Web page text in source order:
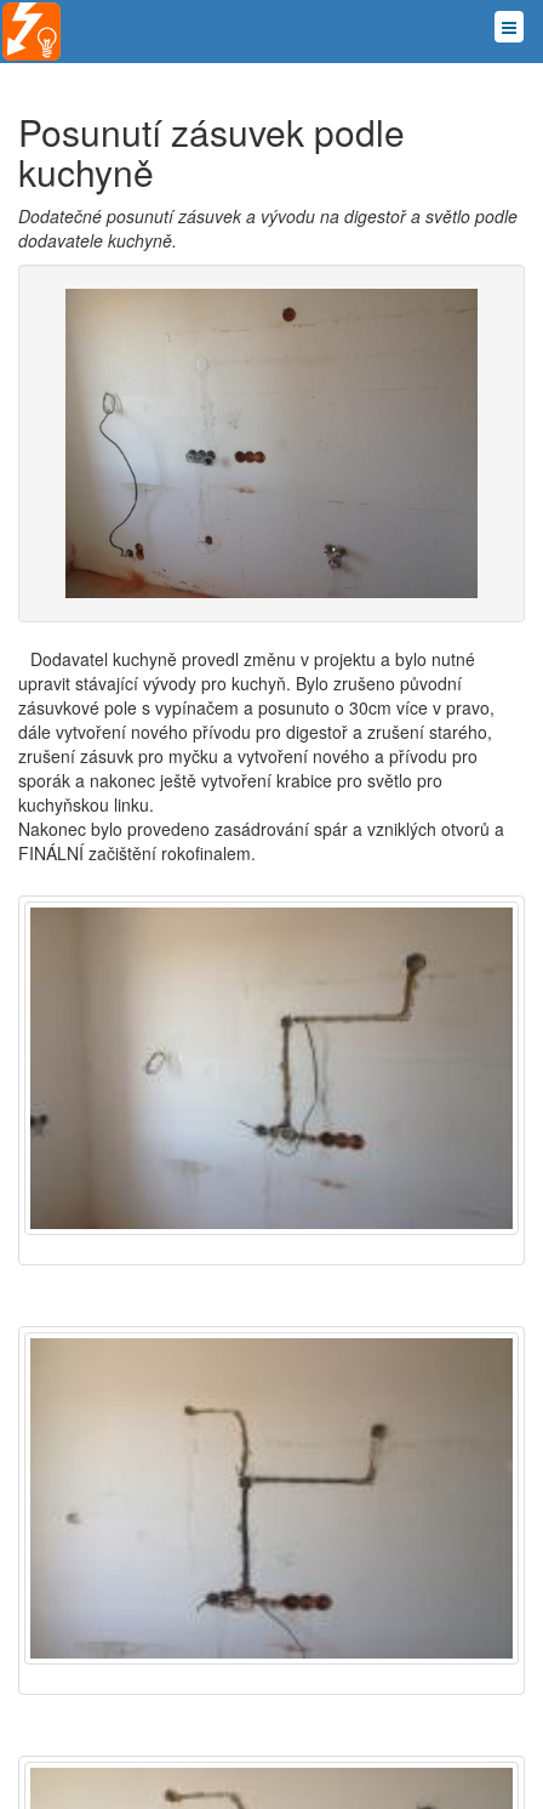
Posunutí zásuvek podle
kuchyně
Dodatečné posunutí zásuvek a vývodu na digestoř a světlo podle
dodavatele kuchyně.
Dodavatel kuchyně provedl změnu v projektu a bylo nutné
upravit stávající vývody pro kuchyň. Bylo zrušeno původní
zásuvkové pole s vypínačem a posunuto o 30cm více v pravo,
dále vytvoření nového přívodu pro digestoř a zrušení starého,
zrušení zásuvk pro myčku a vytvoření nového a přívodu pro
sporák a nakonec ještě vytvoření krabice pro světlo pro
kuchyňskou linku.
Nakonec bylo provedeno zasádrování spár a vzniklých otvorů a
FINÁLNÍ začištění rokofinalem.